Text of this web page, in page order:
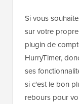
Si vous
sur votre
plugin de
HurryTimer,
ses
si c'est le bon
rebours pour